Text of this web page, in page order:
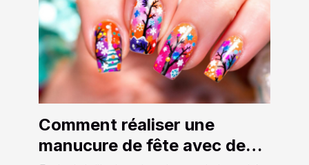
Comment réaliser une
manucure de fête avec des